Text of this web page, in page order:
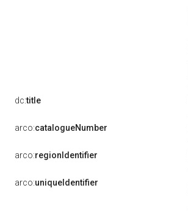
dc:title
arco:catalogueNumber
arco:regionIdentifier
arco:uniqueIdentifier